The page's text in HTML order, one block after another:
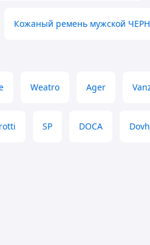
Кожаный ремень мужской
Weatro Ager
SP DOCA